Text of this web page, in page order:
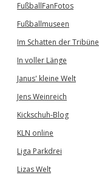
FußballFanFotos
Fußballmuseen
Im Schatten der Tribüne
In voller Länge
Janus' kleine Welt
Jens Weinreich
Kickschuh-Blog
KLN online
Liga Parkdrei
Lizas Welt